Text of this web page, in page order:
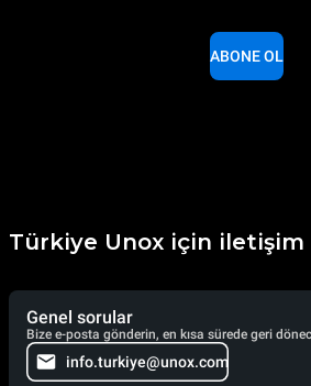
ABONE OL
Türkiye Unox için
Genel sorular
Bize e-posta gönderin, en kısa sürede geri
info.turkiye@unox.com